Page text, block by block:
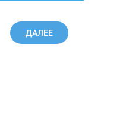
ДАЛЕЕ